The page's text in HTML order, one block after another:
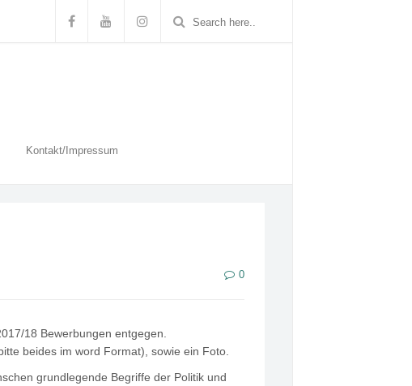
Kontakt/Impressum
0
18 Bewerbungen entgegen.
beides im word Format), sowie ein Foto.
grundlegende Begriffe der Politik und